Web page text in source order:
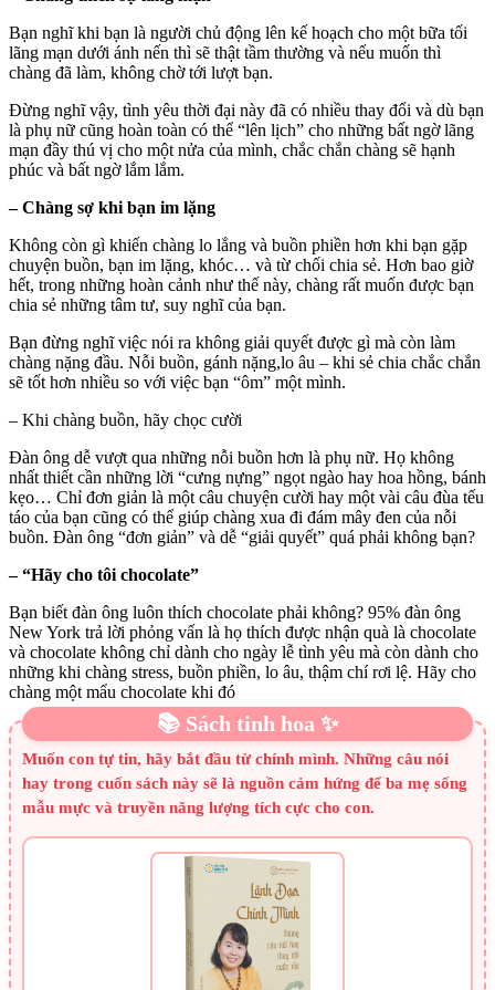
Bạn nghĩ khi bạn là người chủ động lên kế hoạch cho một bữa tối
lãng mạn dưới ánh nến thì sẽ thật tầm thường và nếu muốn thì
chàng đã làm, không chờ tới lượt bạn.
Đừng nghĩ vậy, tình yêu thời đại này đã có nhiều thay đổi và dù bạn
là phụ nữ cũng hoàn toàn có thể “lên lịch” cho những bất ngờ lãng
mạn đầy thú vị cho một nửa của mình, chắc chắn chàng sẽ hạnh
phúc và bất ngờ lắm lắm.
– Chàng sợ khi bạn im lặng
Không còn gì khiến chàng lo lắng và buồn phiền hơn khi bạn gặp
chuyện buồn, bạn im lặng, khóc… và từ chối chia sẻ. Hơn bao giờ
hết, trong những hoàn cảnh như thế này, chàng rất muốn được bạn
chia sẻ những tâm tư, suy nghĩ của bạn.
Bạn đừng nghĩ việc nói ra không giải quyết được gì mà còn làm
chàng nặng đầu. Nỗi buồn, gánh nặng,lo âu – khi sẻ chia chắc chắn
sẽ tốt hơn nhiều so với việc bạn “ôm” một mình.
– Khi chàng buồn, hãy chọc cười
Đàn ông dễ vượt qua những nỗi buồn hơn là phụ nữ. Họ không
nhất thiết cần những lời “cưng nựng” ngọt ngào hay hoa hồng, bánh
kẹo… Chỉ đơn giản là một câu chuyện cười hay một vài câu đùa tếu
táo của bạn cũng có thể giúp chàng xua đi đám mây đen của nỗi
buồn. Đàn ông “đơn giản” và dễ “giải quyết” quá phải không bạn?
– “Hãy cho tôi chocolate”
Bạn biết đàn ông luôn thích chocolate phải không? 95% đàn ông
New York trả lời phỏng vấn là họ thích được nhận quà là chocolate
và chocolate không chỉ dành cho ngày lễ tình yêu mà còn dành cho
những khi chàng stress, buồn phiền, lo âu, thậm chí rơi lệ. Hãy cho
chàng một mẩu chocolate khi đó
📚 Sách tinh hoa ✨
Muốn con tự tin, hãy bắt đầu từ chính mình. Những câu nói
hay trong cuốn sách này sẽ là nguồn cảm hứng để ba mẹ sống
mẫu mực và truyền năng lượng tích cực cho con.